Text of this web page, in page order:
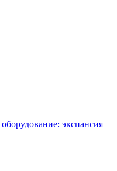
экспансия